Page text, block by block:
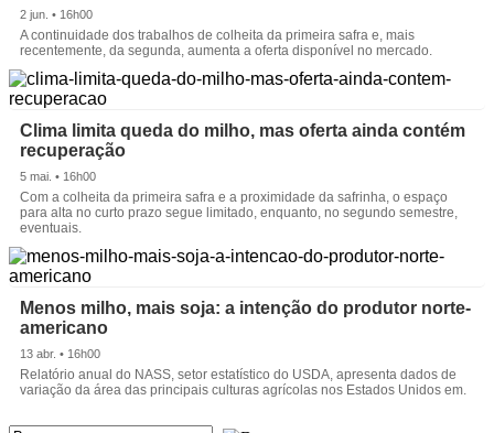
2 jun. • 16h00
A continuidade dos trabalhos de colheita da primeira safra e, mais
recentemente, da segunda, aumenta a oferta disponível no mercado.
Clima limita queda do milho, mas oferta ainda contém
recuperação
5 mai. • 16h00
Com a colheita da primeira safra e a proximidade da safrinha, o espaço
para alta no curto prazo segue limitado, enquanto, no segundo semestre,
eventuais.
Menos milho, mais soja: a intenção do produtor norte-
americano
13 abr. • 16h00
Relatório anual do NASS, setor estatístico do USDA, apresenta dados de
variação da área das principais culturas agrícolas nos Estados Unidos em.